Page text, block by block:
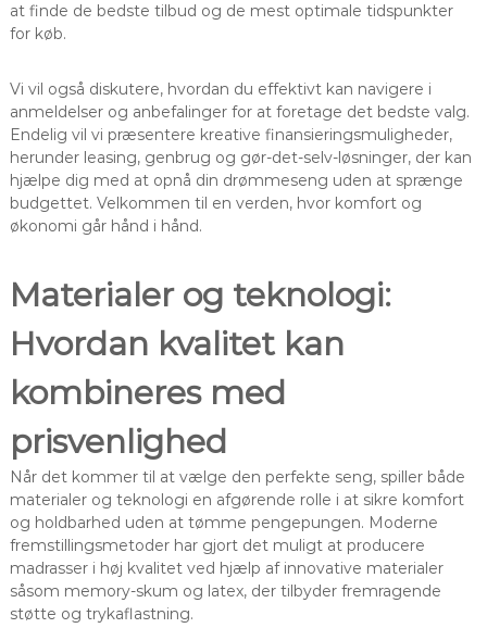
at finde de bedste tilbud og de mest optimale tidspunkter
for køb.
Vi vil også diskutere, hvordan du effektivt kan navigere i
anmeldelser og anbefalinger for at foretage det bedste valg.
Endelig vil vi præsentere kreative finansieringsmuligheder,
herunder leasing, genbrug og gør-det-selv-løsninger, der kan
hjælpe dig med at opnå din drømmeseng uden at sprænge
budgettet. Velkommen til en verden, hvor komfort og
økonomi går hånd i hånd.
Materialer og teknologi:
Hvordan kvalitet kan
kombineres med
prisvenlighed
Når det kommer til at vælge den perfekte seng, spiller både
materialer og teknologi en afgørende rolle i at sikre komfort
og holdbarhed uden at tømme pengepungen. Moderne
fremstillingsmetoder har gjort det muligt at producere
madrasser i høj kvalitet ved hjælp af innovative materialer
såsom memory-skum og latex, der tilbyder fremragende
støtte og trykaflastning.